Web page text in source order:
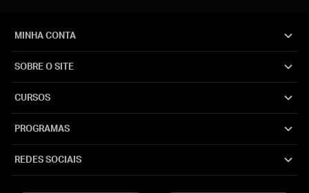
MINHA CONTA
SOBRE O SITE
CURSOS
PROGRAMAS
REDES SOCIAIS